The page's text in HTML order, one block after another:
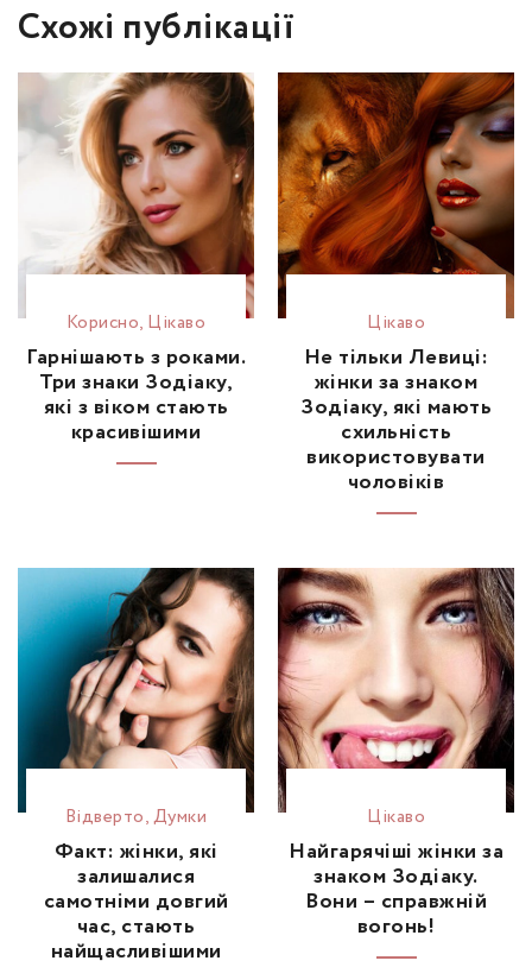
Схожі публікації
Корисно, Цікаво
Гарнішають з роками.
Три знаки Зодіаку,
які з віком стають
красивішими
Цікаво
Не тільки Левиці:
жінки за знаком
Зодіаку, які мають
схильність
використовувати
чоловіків
Відвертo,Думки
Факт: жінки, які
залишалися
самотніми довгий
час, стають
найщасливішими
Цікаво
Найгарячіші жінки за
знаком Зодіаку.
Вони – справжній
вогонь!